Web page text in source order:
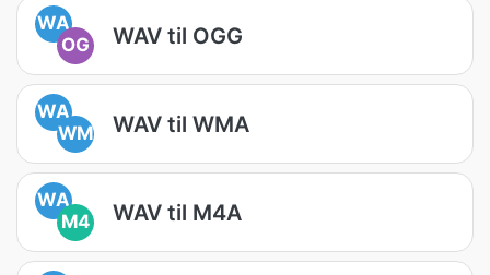
WA
OG
WAV til OGG
WA
WM
WAV til WMA
WA
M4
WAV til M4A